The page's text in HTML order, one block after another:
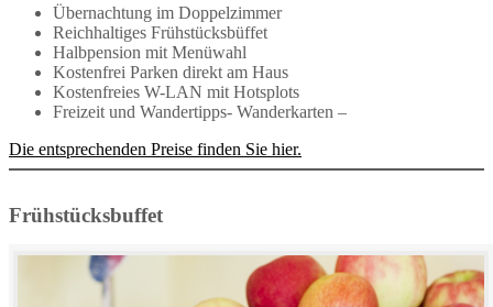
Übernachtung im Doppelzimmer
Reichhaltiges Frühstücksbüffet
Halbpension mit Menüwahl
Kostenfrei Parken direkt am Haus
Kostenfreies W-LAN mit Hotsplots
Freizeit und Wandertipps- Wanderkarten –
Die entsprechenden Preise finden Sie hier.
Frühstücksbuffet